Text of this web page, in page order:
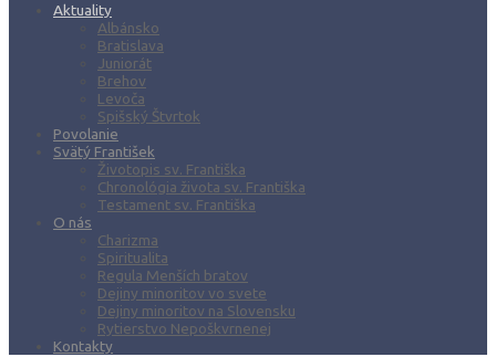
Aktuality
Albánsko
Bratislava
Juniorát
Brehov
Levoča
Spišský Štvrtok
Povolanie
Svätý František
Životopis sv. Františka
Chronológia života sv. Františka
Testament sv. Františka
O nás
Charizma
Spiritualita
Regula Menších bratov
Dejiny minoritov vo svete
Dejiny minoritov na Slovensku
Rytierstvo Nepoškvrnenej
Kontakty